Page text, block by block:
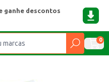
ganhe descontos
0